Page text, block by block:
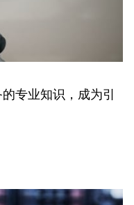
专业知识，成为引